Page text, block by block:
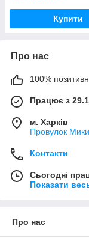
Купити
Про нас
100%
Працює з
м. Харків
Провулок
Контакти
Сьогодні
Показати
Про нас